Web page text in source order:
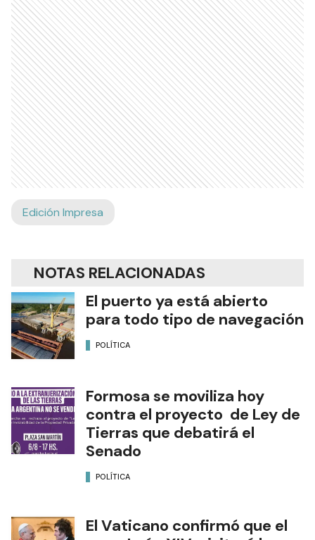
Edición Impresa
NOTAS RELACIONADAS
El puerto ya está abierto
para todo tipo de navegación
POLÍTICA
Formosa se moviliza hoy
contra el proyecto de Ley de
Tierras que debatirá el
Senado
POLÍTICA
El Vaticano confirmó que el